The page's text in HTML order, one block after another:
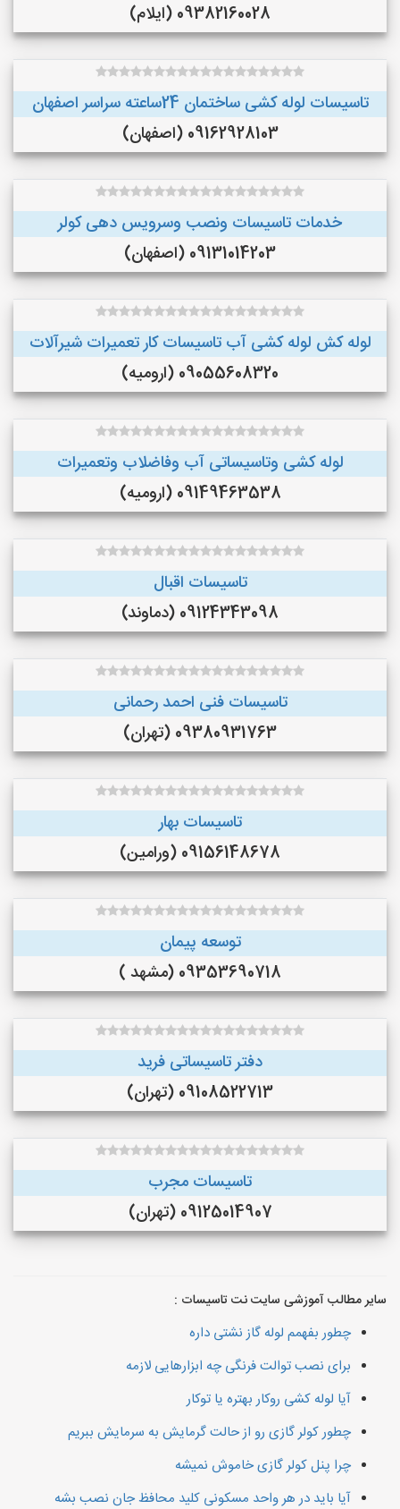
09382160028 (ایلام)
تاسیسات لوله کشی ساختمان 24ساعته سراسر اصفهان
09162928103 (اصفهان)
خدمات تاسیسات ونصب وسرویس دهی کولر
09131014203 (اصفهان)
لوله کش لوله کشی آب تاسیسات کار تعمیرات شیرآلات
09055608320 (ارومیه)
لوله کشی وتاسیساتی آب وفاضلاب وتعمیرات
09149463538 (ارومیه)
تاسیسات اقبال
09124343098 (دماوند)
تاسیسات فنی احمد رحمانی
09380931763 (تهران)
تاسیسات بهار
09156148678 (ورامین)
توسعه پیمان
09353690718 (مشهد )
دفتر تاسیساتی فرید
09108522713 (تهران)
تاسیسات مجرب
09125014907 (تهران)
سایر مطالب آموزشی سایت نت تاسیسات :
چطور بفهمم لوله گاز نشتی داره
برای نصب توالت فرنگی چه ابزارهایی لازمه
آیا لوله کشی روکار بهتره یا توکار
چطور کولر گازی رو از حالت گرمایش به سرمایش ببریم
چرا پنل کولر گازی خاموش نمیشه
آیا باید در هر واحد مسکونی کلید محافظ جان نصب بشه